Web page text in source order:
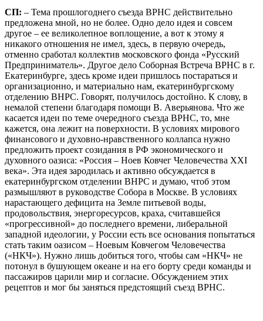
СП: – Тема прошлогоднего съезда ВРНС действительно
предложена мной, но не более. Одно дело идея и совсем
другое – ее великолепное воплощение, а вот к этому я
никакого отношения не имел, здесь, в первую очередь,
отменно сработал коллектив московского фонда «Русский
Предприниматель». Другое дело Соборная Встреча ВРНС в г.
Екатеринбурге, здесь кроме идеи пришлось постараться и
организационно, и материально нам, екатеринбургскому
отделению ВНРС. Говорят, получилось достойно. К слову, в
немалой степени благодаря помощи В. Аверьянова. Что же
касается идеи по теме очередного съезда ВРНС, то, мне
кажется, она лежит на поверхности. В условиях мирового
финансового и духовно-нравственного коллапса нужно
предложить проект созидания в РФ экономического и
духовного оазиса: «Россия – Ноев Ковчег Человечества XXI
века». Эта идея зародилась и активно обсуждается в
екатеринбургском отделении ВНРС и думаю, чтоб этом
размышляют в руководстве Собора в Москве. В условиях
нарастающего дефицита на Земле питьевой воды,
продовольствия, энергоресурсов, краха, считавшейся
«прогрессивной» до последнего времени, либеральной
западной идеологии, у России есть все основания попытаться
стать таким оазисом – Ноевым Ковчегом Человечества
(«НКЧ»). Нужно лишь добиться того, чтобы сам «НКЧ» не
потонул в бушующем океане и на его борту среди команды и
пассажиров царили мир и согласие. Обсуждением этих
рецептов и мог бы заняться предстоящий съезд ВРНС.